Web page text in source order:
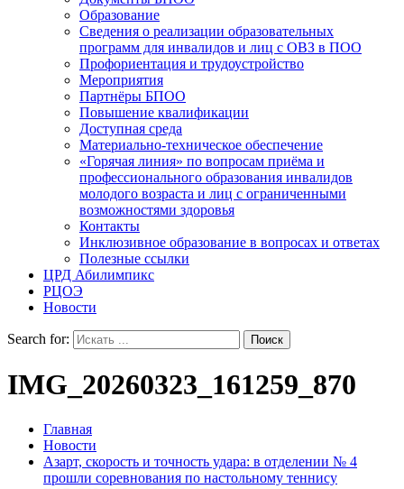
Образование
Сведения о реализации образовательных
программ для инвалидов и лиц с ОВЗ в ПОО
Профориентация и трудоустройство
Мероприятия
Партнёры БПОО
Повышение квалификации
Доступная среда
Материально-техническое обеспечение
«Горячая линия» по вопросам приёма и
профессионального образования инвалидов
молодого возраста и лиц с ограниченными
возможностями здоровья
Контакты
Инклюзивное образование в вопросах и ответах
Полезные ссылки
ЦРД Абилимпикс
РЦОЭ
Новости
Search for:
IMG_20260323_161259_870
Главная
Новости
Азарт, скорость и точность удара: в отделении № 4
прошли соревнования по настольному теннису